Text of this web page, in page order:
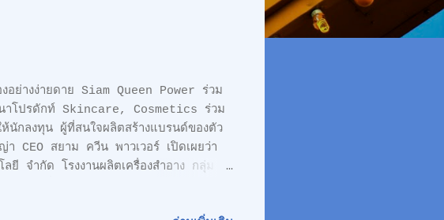
อย่างง่ายดาย Siam Queen Power ร่วม
โปรดักท์ Skincare, Cosmetics ร่วม
นักลงทุน ผู้ที่สนใจผลิตสร้างแบรนด์ของตัว
CEO สยาม ควีน พาวเวอร์ เปิดเผยว่า
จำกัด โรงงานผลิตเครื่องสำอาง กลุ่ม